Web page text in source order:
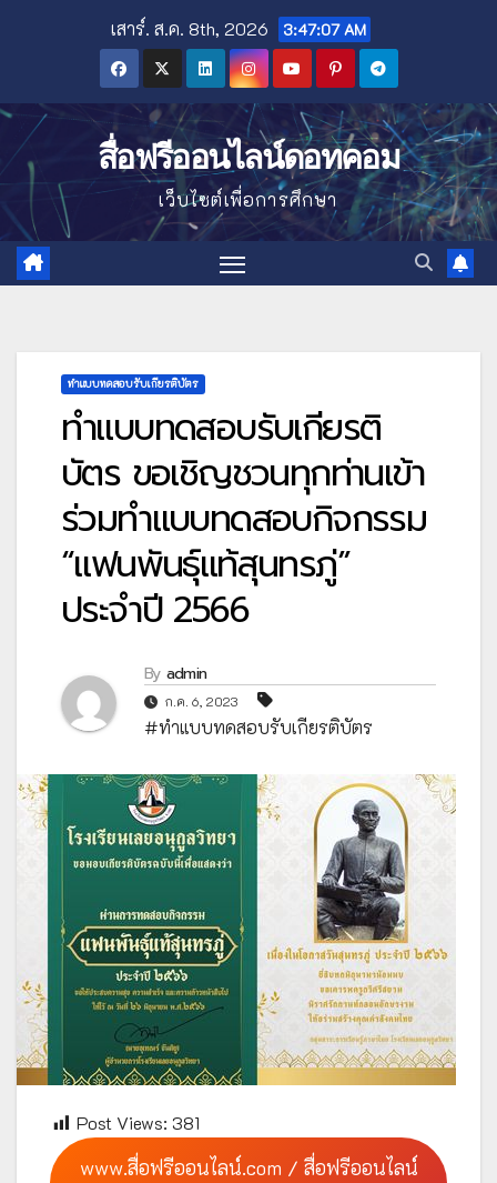
เสาร์. ส.ค. 8th, 2026 3:47:08 AM
สื่อฟรีออนไลน์ดอทคอม
เว็บไซต์เพื่อการศึกษา
ทำแบบทดสอบรับเกียรติบัตร
ทำแบบทดสอบรับเกียรติ
บัตร ขอเชิญชวนทุกท่านเข้า
ร่วมทำแบบทดสอบกิจกรรม
“แฟนพันธุ์แท้สุนทรภู่”
ประจำปี 2566
By admin
ก.ค. 6, 2023
#ทำแบบทดสอบรับเกียรติบัตร
Post Views: 381
www.สื่อฟรีออนไลน์.com / สื่อฟรีออนไลน์